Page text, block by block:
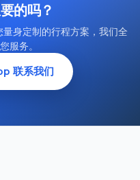
的吗？
身定制的行程方案，我们全
服务。
联系我们